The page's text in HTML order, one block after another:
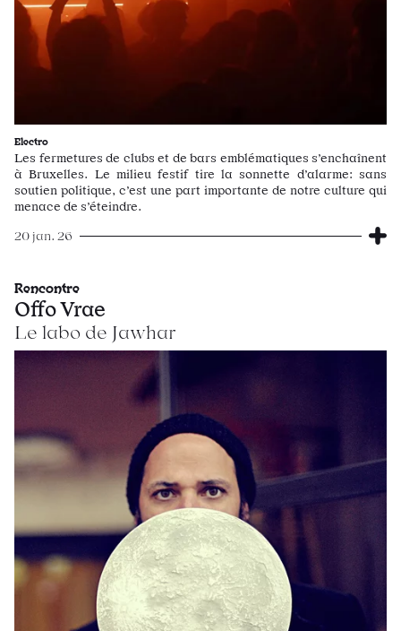
Electro
Les fermetures de clubs et de bars emblématiques s’enchaînent
à Bruxelles. Le milieu festif tire la sonnette d’alarme: sans
soutien politique, c’est une part importante de notre culture qui
menace de s’éteindre.
20 jan. 26
Rencontre
Offo Vrae
Le labo de Jawhar